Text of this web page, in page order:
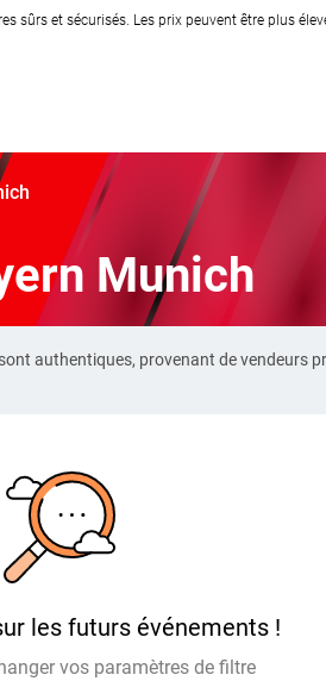
sûrs et sécurisés. Les prix peuvent être plus
Munich
authentiques, provenant de vendeurs
les futurs événements !
vos paramètres de filtre